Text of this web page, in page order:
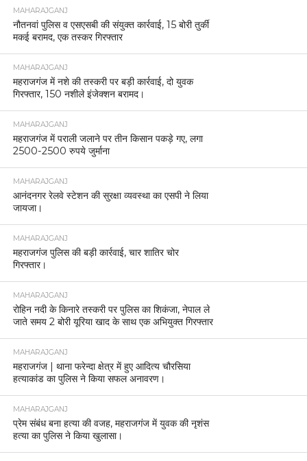
MAHARAJGANJ
नौतनवां पुलिस व एसएसबी की संयुक्त कार्रवाई, 15 बोरी तुर्की
मकई बरामद, एक तस्कर गिरफ्तार
MAHARAJGANJ
महराजगंज में नशे की तस्करी पर बड़ी कार्रवाई, दो युवक
गिरफ्तार, 150 नशीले इंजेक्शन बरामद।
MAHARAJGANJ
महराजगंज में पराली जलाने पर तीन किसान पकड़े गए, लगा
2500-2500 रुपये जुर्माना
MAHARAJGANJ
आनंदनगर रेलवे स्टेशन की सुरक्षा व्यवस्था का एसपी ने लिया
जायजा।
MAHARAJGANJ
महराजगंज पुलिस की बड़ी कार्रवाई, चार शातिर चोर
गिरफ्तार।
MAHARAJGANJ
रोहिन नदी के किनारे तस्करी पर पुलिस का शिकंजा, नेपाल ले
जाते समय 2 बोरी यूरिया खाद के साथ एक अभियुक्त गिरफ्तार
MAHARAJGANJ
महराजगंज | थाना फरेन्दा क्षेत्र में हुए आदित्य चौरसिया
हत्याकांड का पुलिस ने किया सफल अनावरण।
MAHARAJGANJ
प्रेम संबंध बना हत्या की वजह, महराजगंज में युवक की नृशंस
हत्या का पुलिस ने किया खुलासा।